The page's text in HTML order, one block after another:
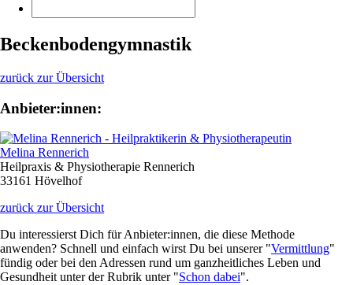
Beckenbodengymnastik
zurück zur Übersicht
Anbieter:innen:
Melina Rennerich
Heilpraxis & Physiotherapie Rennerich
33161 Hövelhof
zurück zur Übersicht
Du interessierst Dich für Anbieter:innen, die diese Methode
anwenden? Schnell und einfach wirst Du bei unserer "Vermittlung"
fündig oder bei den Adressen rund um ganzheitliches Leben und
Gesundheit unter der Rubrik unter "Schon dabei".